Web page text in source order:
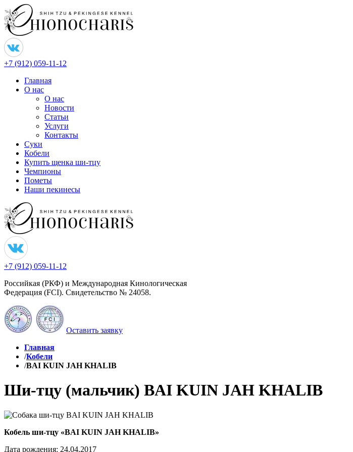
+7 (912) 059-11-12
Главная
О нас
О нас
Новости
Статьи
Услуги
Контакты
Суки
Кобели
Купить щенка ши-тцу
Чемпионы
Пометы
Наши пекинесы
+7 (912) 059-11-12
Российкая (РКФ) и Международная Кинологическая
Федерация (FCI). Свидетельство № 24058.
Оставить заявку
Главная
/Кобели
/BAI KUIN JAH KHALIB
Ши-тцу (мальчик) BAI KUIN JAH KHALIB
Кобель ши-тцу «BAI KUIN JAH KHALIB»
Дата рождения: 24.04.2017